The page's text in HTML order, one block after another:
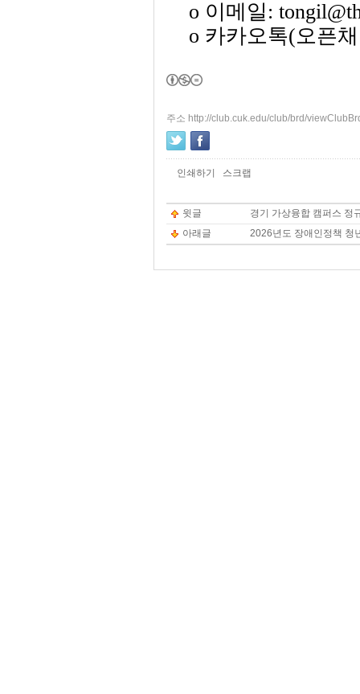
o 이메일:
o 카카오톡(오픈채
주소 http://club.cuk.edu/club/brd/
인쇄하기 스크랩
윗글
경기 가상융합 캠퍼스 정
아래글
2026년도 장애인정책 청